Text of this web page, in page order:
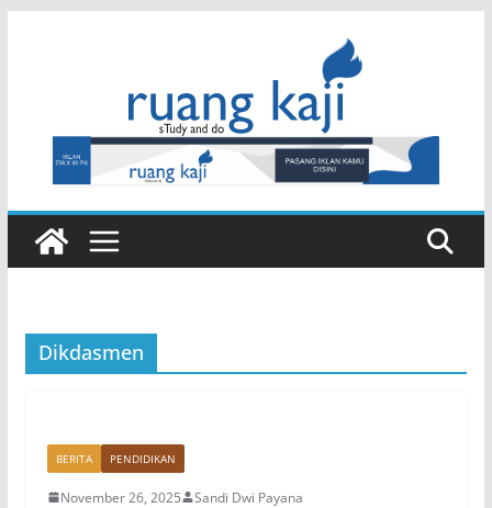
Dikdasmen
BERITA PENDIDIKAN
November 26, 2025 Sandi Dwi Payana